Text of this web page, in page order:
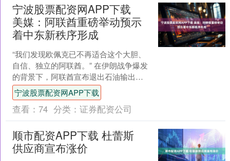
宁波股票配资网APP下载
美媒：阿联酋重磅举动预示
着中东新秩序形成
“我们发现欧佩克已不再适合这个大胆、
自信、独立的阿联酋。” 在伊朗战争爆发
的背景下，阿联酋宣布退出石油输出国
组织欧佩克（OPEC），外界对此感到震
惊。美媒称，中....
宁波股票配资网APP下载
查看： 74 分类： 证券配资公司
顺市配资APP下载 杜蕾斯
供应商宣布涨价